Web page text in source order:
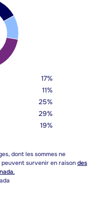
17%
11%
25%
29%
19%
dont les sommes ne
survenir en raisondes